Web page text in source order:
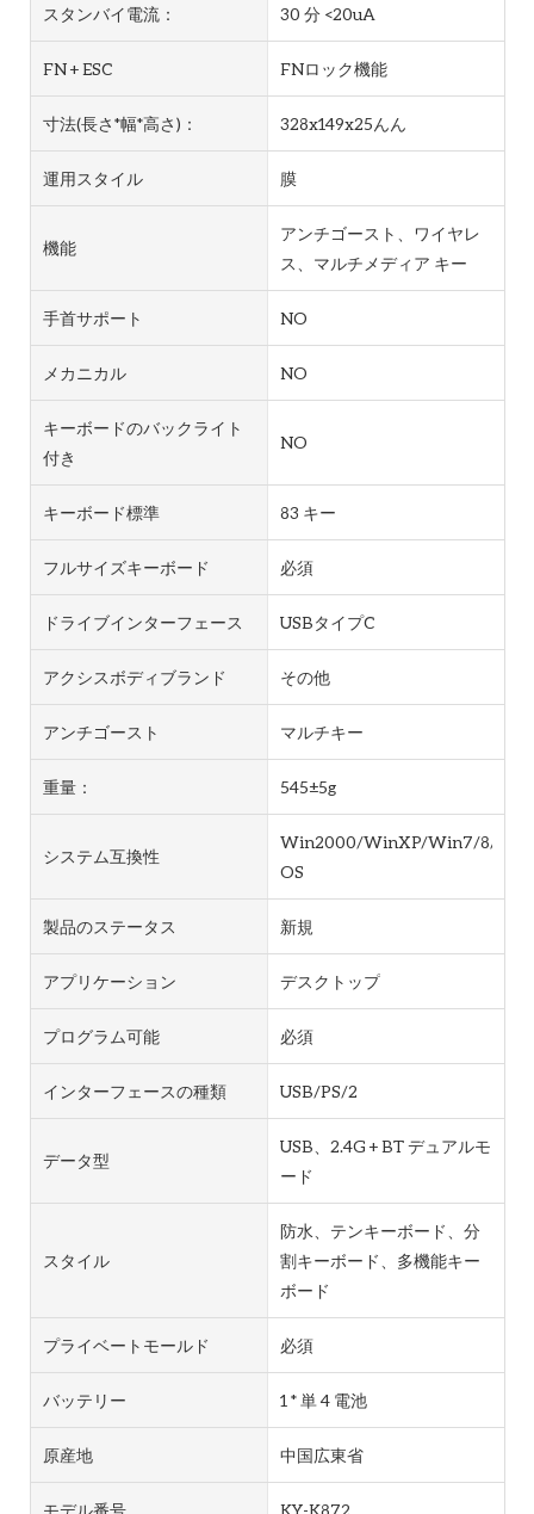
スタンバイ電流： 30 分 <20uA
FN + ESC FNロック機能
寸法(長さ*幅*高さ)： 328x149x25んん
運用スタイル 膜
機能
アンチゴースト、ワイヤレ
ス、マルチメディア キー
手首サポート NO
メカニカル NO
キーボードのバックライト
付き
NO
キーボード標準 83 キー
フルサイズキーボード 必須
ドライブインターフェース USBタイプC
アクシスボディブランド その他
アンチゴースト マルチキー
重量： 545±5g
システム互換性
Win2000/WinXP/Win7/8/9/
OS
製品のステータス 新規
アプリケーション デスクトップ
プログラム可能 必須
インターフェースの種類 USB/PS/2
データ型
USB、2.4G + BT デュアルモ
ード
スタイル
防水、テンキーボード、分
割キーボード、多機能キー
ボード
プライベートモールド 必須
バッテリー 1 * 単 4 電池
原産地 中国広東省
モデル番号 KY-K872